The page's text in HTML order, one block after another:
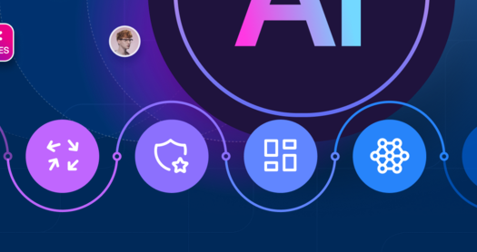
Automate
agentes de IA,
código y seguridad
agilizar flujos de
e impulsar
de alto impacto.